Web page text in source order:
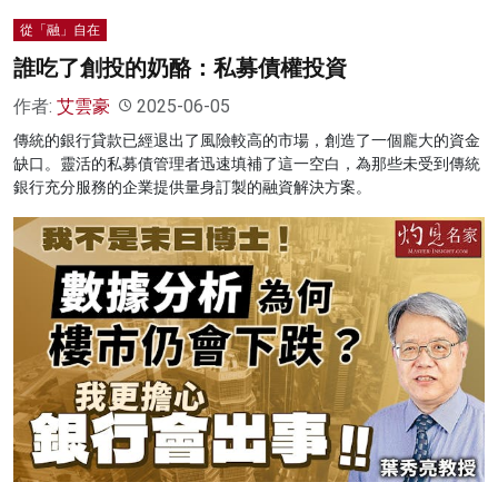
從「融」自在
誰吃了創投的奶酪：私募債權投資
作者: 艾雲豪 2025-06-05
傳統的銀行貸款已經退出了風險較高的市場，創造了一個龐大的資金
缺口。靈活的私募債管理者迅速填補了這一空白，為那些未受到傳統
銀行充分服務的企業提供量身訂製的融資解決方案。